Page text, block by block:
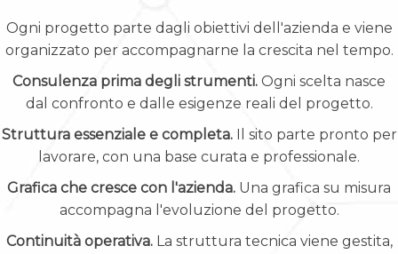
Ogni progetto parte dagli obiettivi dell'azienda e viene
organizzato per accompagnarne la crescita nel tempo.
Consulenza prima degli strumenti. Ogni scelta nasce
dal confronto e dalle esigenze reali del progetto.
Struttura essenziale e completa.Il sito parte pronto per
lavorare, con una base curata e professionale.
Grafica che cresce con l'azienda. Una grafica su misura
accompagna l'evoluzione del progetto.
Continuità operativa.La struttura tecnica viene gestita,